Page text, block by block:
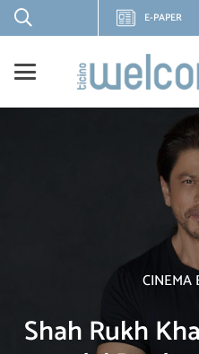
E-PAPER
CINEMA
Shah Rukh